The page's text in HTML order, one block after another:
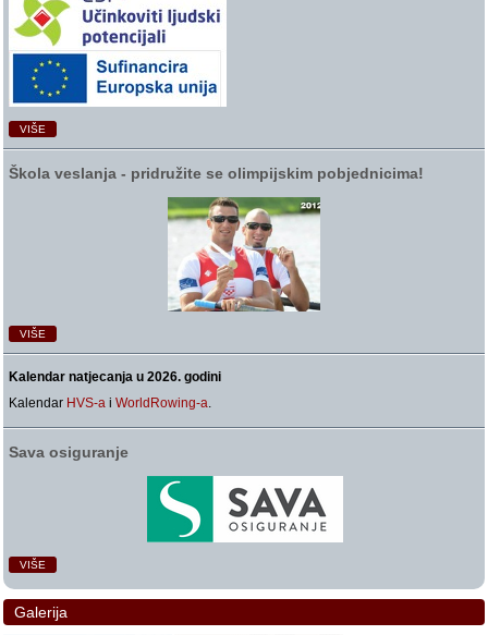
VIŠE
Škola veslanja ‑ pridružite se olimpijskim pobjednicima!
VIŠE
Kalendar natjecanja u 2026. godini
Kalendar HVS-a iWorldRowing-a.
Sava osiguranje
VIŠE
Galerija